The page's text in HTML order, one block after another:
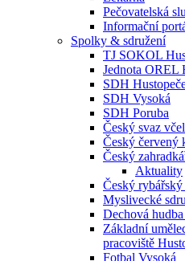
Pečovatelská
Informační
Spolky & sdružení
TJ SOKOL
Jednota OREL
SDH
SDH Vysoká
SDH Poruba
Český svaz
Český červený
Český
Aktuality
Český
Myslivecké
Dechová
Základní
pracoviště
Fotbal Vysoká